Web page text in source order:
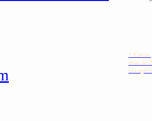
* Envío
más de